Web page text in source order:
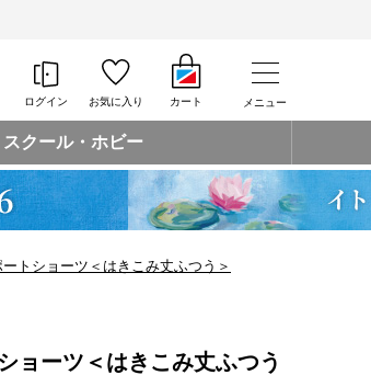
ログイン お気に入り カート メニュー
スクール・ホビー
トショーツ＜はきこみ丈ふつう＞
ーツ＜はきこみ丈ふつう